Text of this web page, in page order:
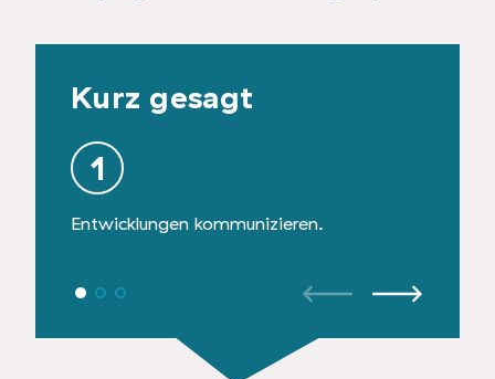
Kurz gesagt
1
Entwicklungen kommunizieren.